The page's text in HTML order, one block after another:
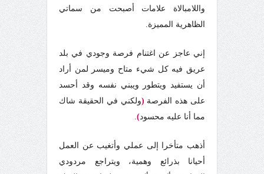
واللامبالاة علامات أصبحت من سماتي
الظاهرية المميزة.
إني عاجز عن اغتنام فرصة وجودي في بلد
عريق فيه كل شيء متاح وميسر لمن أراد
أن يستفيد ويتطور ويبني نفسه وقد أحسد
على هذه الفرصة (ولكني في الحقيقة شاك
مما أنا عليه محسود)
أذهب متأخرا إلى عملي وأتغيب عن العمل
أحيانا بذرائع وهمية، ويتراجع مردودي